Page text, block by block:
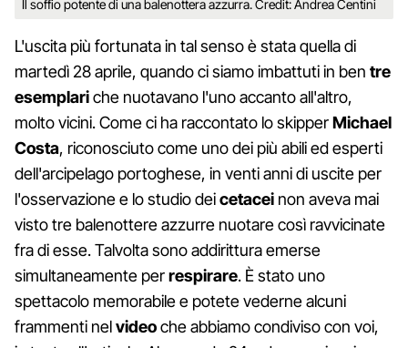
Il soffio potente di una balenottera azzurra. Credit: Andrea Centini
L'uscita più fortunata in tal senso è stata quella di
martedì 28 aprile, quando ci siamo imbattuti in ben tre
esemplariche nuotavano l'uno accanto all'altro,
molto vicini. Come ci ha raccontato lo skipperMichael
Costa, riconosciuto come uno dei più abili ed esperti
dell'arcipelago portoghese, in venti anni di uscite per
l'osservazione e lo studio deicetacei non aveva mai
visto tre balenottere azzurre nuotare così ravvicinate
fra di esse. Talvolta sono addirittura emerse
simultaneamente perrespirare. È stato uno
spettacolo memorabile e potete vederne alcuni
frammenti nelvideoche abbiamo condiviso con voi,